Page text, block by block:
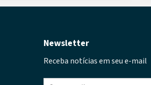
Newsletter
Receba notícias em seu e-mail